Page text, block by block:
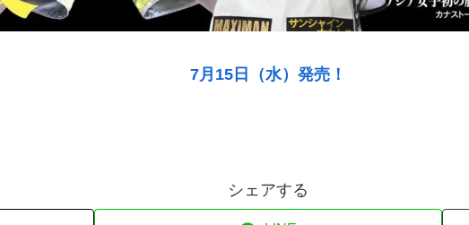
7月15日（水）発売！
シェアする